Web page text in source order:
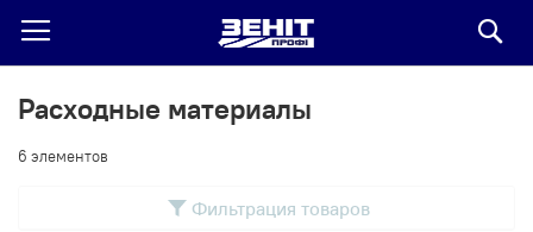
Расходные материалы
6 элементов
Фильтрация товаров